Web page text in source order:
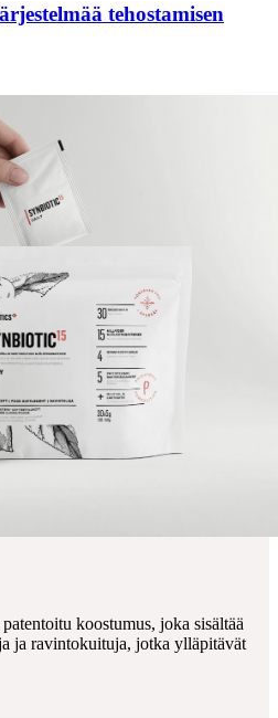
tehostamisen
koostumus, joka sisältää
ja ravintokuituja, jotka ylläpitävät